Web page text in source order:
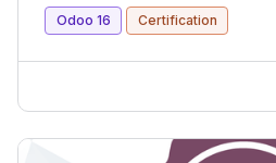
Odoo 16 Certification